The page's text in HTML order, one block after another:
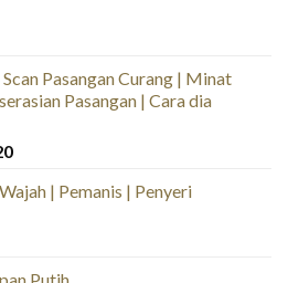
Pasangan Curang | Minat
Pasangan | Cara dia
Price
RM60| Pemanis | Penyeri
Putih